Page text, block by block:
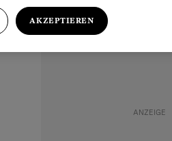
AKZEPTIEREN